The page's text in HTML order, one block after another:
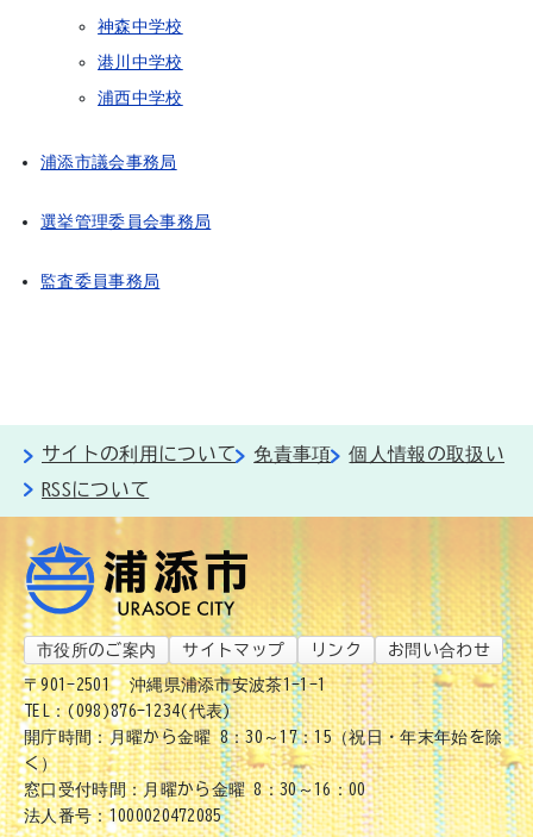
神森中学校
港川中学校
浦西中学校
浦添市議会事務局
選挙管理委員会事務局
監査委員事務局
サイトの利用について 免責事項
個人情報の取扱い
RSSについて
市役所のご案内 サイトマップ リンク お問い合わせ
〒901-2501
沖縄県浦添市安波茶1-1-1
TEL：(098)876-1234(代表)
開庁時間：月曜から金曜 8：30～17：15（祝日・年末年始を除
く）
窓口受付時間：月曜から金曜 8：30～16：00
法人番号：1000020472085